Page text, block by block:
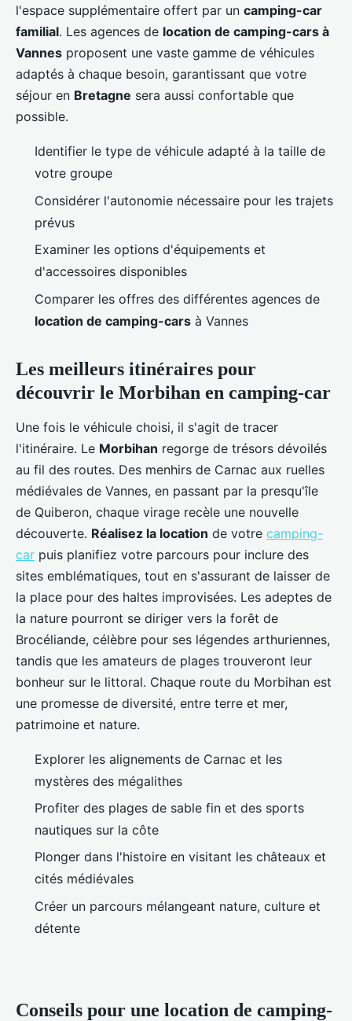
l'espace supplémentaire offert par un camping-car
familial. Les agences de location de camping-cars à
Vannes proposent une vaste gamme de véhicules
adaptés à chaque besoin, garantissant que votre
séjour en Bretagne sera aussi confortable que
possible.
Identifier le type de véhicule adapté à la taille de
votre groupe
Considérer l'autonomie nécessaire pour les trajets
prévus
Examiner les options d'équipements et
d'accessoires disponibles
Comparer les offres des différentes agences de
location de camping-cars à Vannes
Les meilleurs itinéraires pour
découvrir le Morbihan en camping-car
Une fois le véhicule choisi, il s'agit de tracer
l'itinéraire. Le Morbihan regorge de trésors dévoilés
au fil des routes. Des menhirs de Carnac aux ruelles
médiévales de Vannes, en passant par la presqu'île
de Quiberon, chaque virage recèle une nouvelle
découverte. Réalisez la location de votre camping-
car puis planifiez votre parcours pour inclure des
sites emblématiques, tout en s'assurant de laisser de
la place pour des haltes improvisées. Les adeptes de
la nature pourront se diriger vers la forêt de
Brocéliande, célèbre pour ses légendes arthuriennes,
tandis que les amateurs de plages trouveront leur
bonheur sur le littoral. Chaque route du Morbihan est
une promesse de diversité, entre terre et mer,
patrimoine et nature.
Explorer les alignements de Carnac et les
mystères des mégalithes
Profiter des plages de sable fin et des sports
nautiques sur la côte
Plonger dans l'histoire en visitant les châteaux et
cités médiévales
Créer un parcours mélangeant nature, culture et
détente
Conseils pour une location de camping-